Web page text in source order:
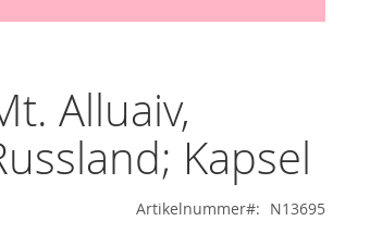
Alluaiv,
Kapsel
Artikelnummer N13695